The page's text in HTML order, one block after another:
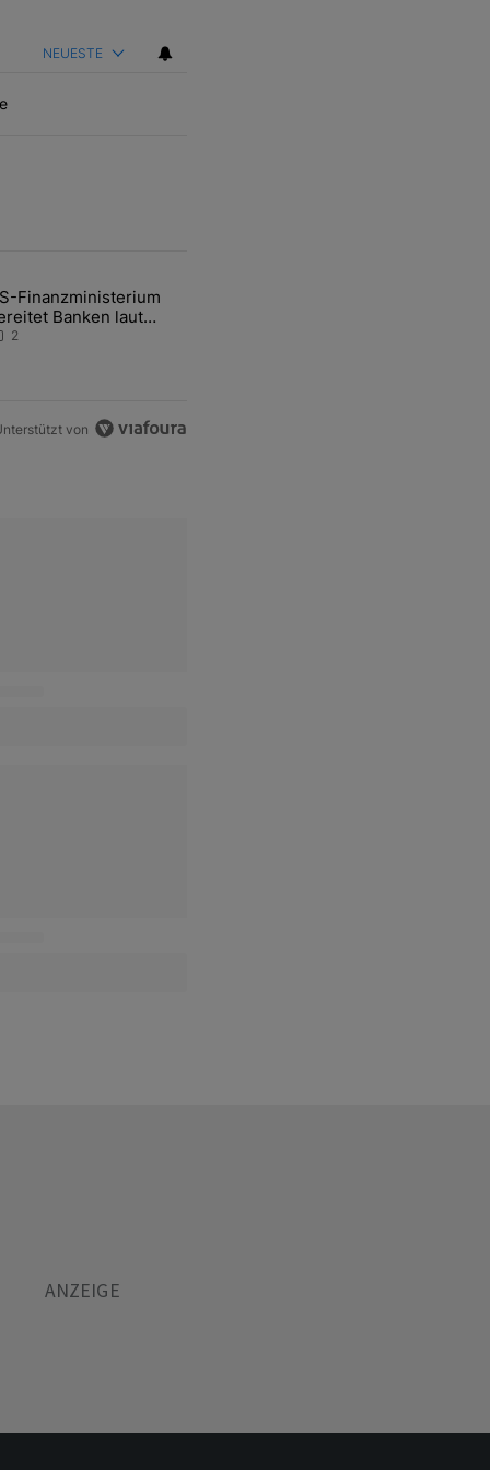
NEUESTE
Artikel der letzten 7 days.
Awareness: Alles über den Retter-Deal" mit 3 kommentare.
mit dem Titel "US-Finanzministerium bereitet Banken laut
Finanzministerium
Banken laut
auf eventuelle
2
von